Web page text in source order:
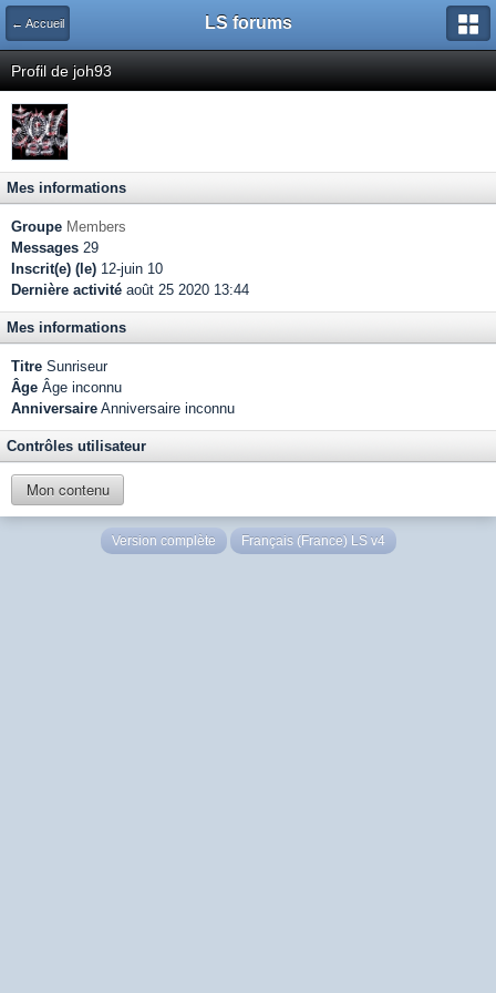
← Accueil LS forums
Profil de joh93
Mes informations
Groupe Members
Messages 29
Inscrit(e) (le) 12-juin 10
Dernière activité août 25 2020 13:44
Mes informations
Titre Sunriseur
Âge Âge inconnu
Anniversaire Anniversaire inconnu
Contrôles utilisateur
Mon contenu
Version complète Français (France) LS v4